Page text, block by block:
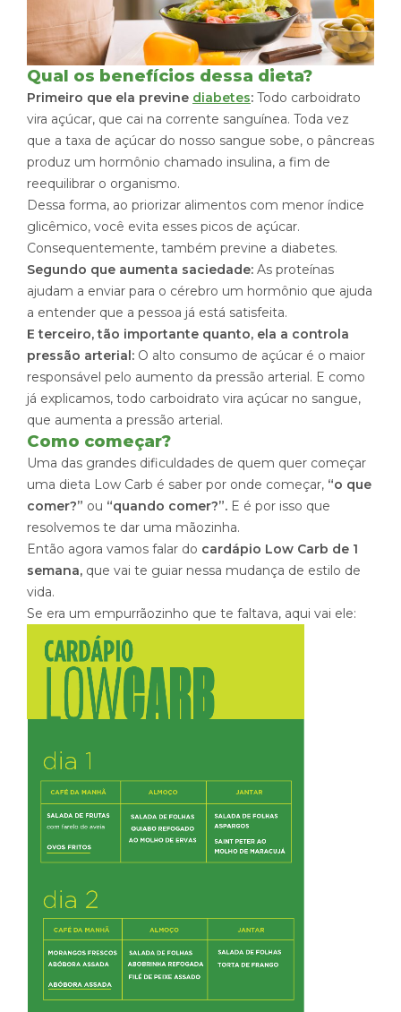
Qual os benefícios dessa dieta?
Primeiro que ela previne diabetes: Todo carboidrato
vira açúcar, que cai na corrente sanguínea. Toda vez
que a taxa de açúcar do nosso sangue sobe, o pâncreas
produz um hormônio chamado insulina, a fim de
reequilibrar o organismo.
Dessa forma, ao priorizar alimentos com menor índice
glicêmico, você evita esses picos de açúcar.
Consequentemente, também previne a diabetes.
Segundo que aumenta saciedade: As proteínas
ajudam a enviar para o cérebro um hormônio que ajuda
a entender que a pessoa já está satisfeita.
E terceiro, tão importante quanto, ela a controla
pressão arterial: O alto consumo de açúcar é o maior
responsável pelo aumento da pressão arterial. E como
já explicamos, todo carboidrato vira açúcar no sangue,
que aumenta a pressão arterial.
Como começar?
Uma das grandes dificuldades de quem quer começar
uma dieta Low Carb é saber por onde começar, “o que
comer?” ou “quando comer?”. E é por isso que
resolvemos te dar uma mãozinha.
Então agora vamos falar do cardápio Low Carb de 1
semana, que vai te guiar nessa mudança de estilo de
vida.
Se era um empurrãozinho que te faltava, aqui vai ele: